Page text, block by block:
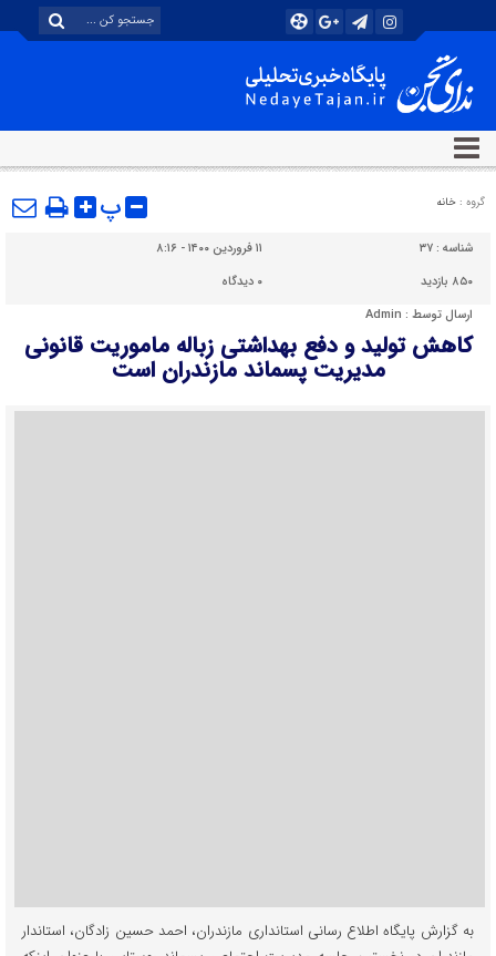
گروه : خانه پ
شناسه : ۳۷
۱۱ فروردین ۱۴۰۰ - ۸:۱۶
۸۵۰ بازدید
۰ دیدگاه
ارسال توسط : Admin
کاهش تولید و دفع بهداشتی زباله ماموریت قانونی
مدیریت پسماند مازندران است
به گزارش پایگاه اطلاع رسانی استانداری مازندران، احمد حسین زادگان، استاندار